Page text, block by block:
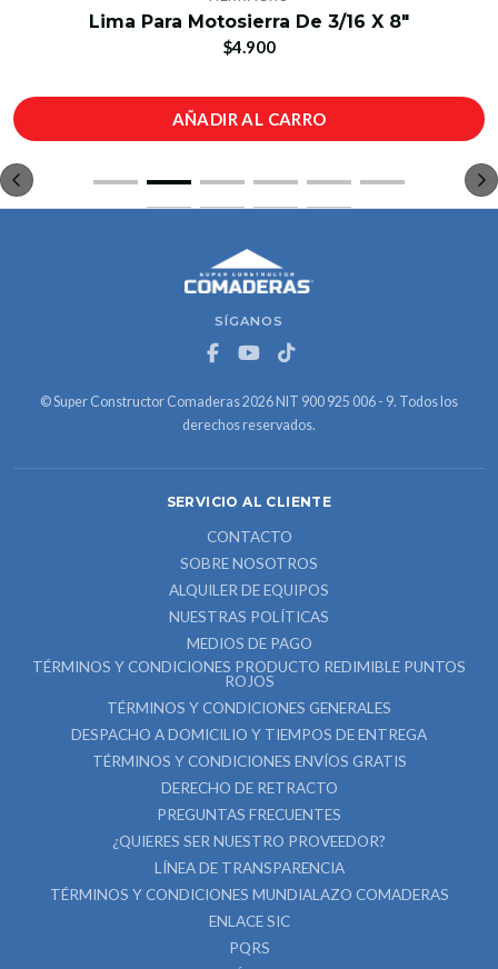
Lima Para Motosierra De 3/16 X 8"
$4.900
AÑADIR AL CARRO
SÍGANOS
© Super Constructor Comaderas 2026 NIT 900 925 006 - 9. Todos los
derechos reservados.
SERVICIO AL CLIENTE
CONTACTO
SOBRE NOSOTROS
ALQUILER DE EQUIPOS
NUESTRAS POLÍTICAS
MEDIOS DE PAGO
TÉRMINOS Y CONDICIONES PRODUCTO REDIMIBLE PUNTOS
ROJOS
TÉRMINOS Y CONDICIONES GENERALES
DESPACHO A DOMICILIO Y TIEMPOS DE ENTREGA
TÉRMINOS Y CONDICIONES ENVÍOS GRATIS
DERECHO DE RETRACTO
PREGUNTAS FRECUENTES
¿QUIERES SER NUESTRO PROVEEDOR?
LÍNEA DE TRANSPARENCIA
TÉRMINOS Y CONDICIONES MUNDIALAZO COMADERAS
ENLACE SIC
PQRS